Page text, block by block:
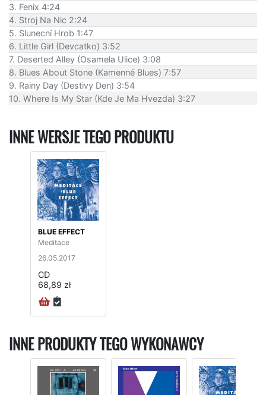
3. Fenix 4:24
4. Stroj Na Nic 2:24
5. Slunecní Hrob 1:47
6. Little Girl (Devcatko) 3:52
7. Deserted Alley (Osamela Ulice) 3:08
8. Blues About Stone (Kamenné Blues) 7:57
9. Rainy Day (Destivy Den) 3:54
10. Where Is My Star (Kde Je Ma Hvezda) 3:27
INNE WERSJE TEGO PRODUKTU
BLUE EFFECT
Meditace
26.05.2017
CD
68,89 zł
INNE PRODUKTY TEGO WYKONAWCY